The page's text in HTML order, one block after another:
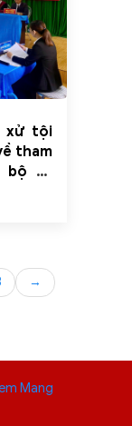
xử tội
tham
và
đủ
→